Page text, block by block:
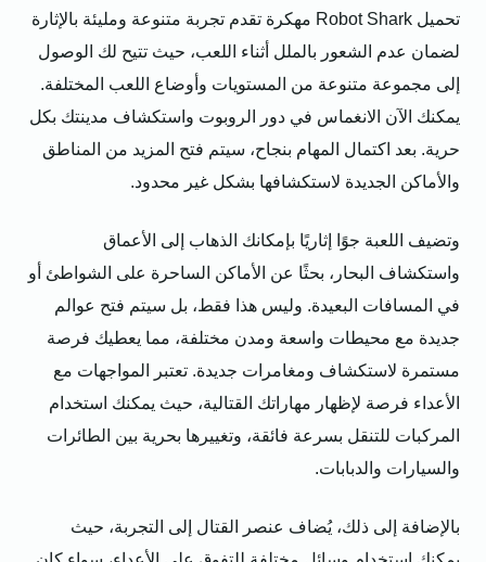
تحميل Robot Shark مهكرة تقدم تجربة متنوعة ومليئة بالإثارة
لضمان عدم الشعور بالملل أثناء اللعب، حيث تتيح لك الوصول
إلى مجموعة متنوعة من المستويات وأوضاع اللعب المختلفة.
يمكنك الآن الانغماس في دور الروبوت واستكشاف مدينتك بكل
حرية. بعد اكتمال المهام بنجاح، سيتم فتح المزيد من المناطق
والأماكن الجديدة لاستكشافها بشكل غير محدود.
وتضيف اللعبة جوًا إثاريًا بإمكانك الذهاب إلى الأعماق
واستكشاف البحار، بحثًا عن الأماكن الساحرة على الشواطئ أو
في المسافات البعيدة. وليس هذا فقط، بل سيتم فتح عوالم
جديدة مع محيطات واسعة ومدن مختلفة، مما يعطيك فرصة
مستمرة لاستكشاف ومغامرات جديدة. تعتبر المواجهات مع
الأعداء فرصة لإظهار مهاراتك القتالية، حيث يمكنك استخدام
المركبات للتنقل بسرعة فائقة، وتغييرها بحرية بين الطائرات
والسيارات والدبابات.
بالإضافة إلى ذلك، يُضاف عنصر القتال إلى التجربة، حيث